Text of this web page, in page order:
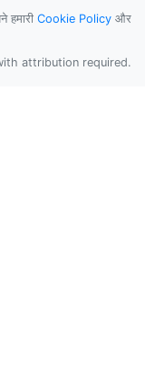
हमारी Cookie Policy और
attribution required.